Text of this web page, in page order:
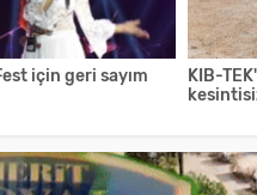
için geri sayım
KIB-